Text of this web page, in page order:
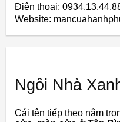
Điện thoại:
Website:
Ngôi Nhà
Cái tên tiếp theo nằm